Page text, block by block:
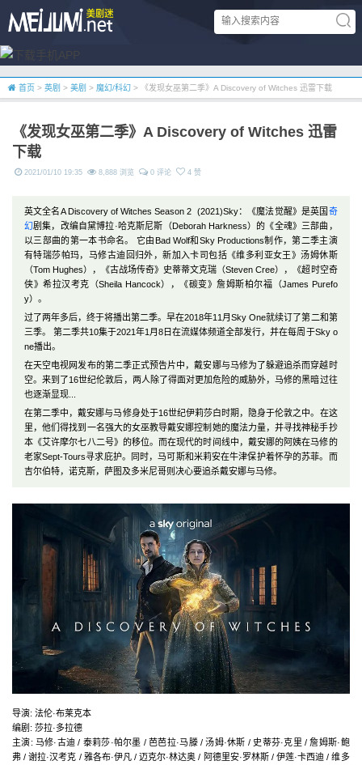
首页 > 英剧 > 美剧 > 魔幻/科幻 > 《发现女巫第二季》A Discovery of Witches 迅雷下载
《发现女巫第二季》A Discovery of Witches 迅雷
下载
2021/01/10 19:35 8,888 浏览 0 评论 4 赞
英文全名A Discovery of Witches Season 2 (2021)Sky：《魔法觉醒》是英国 奇
幻剧集，改编自黛博拉·哈克斯尼斯（Deborah Harkness）的《全魂》三部曲，
以三部曲的第一本书命名。 它由Bad Wolf和Sky Productions制作，第二季主演
有特瑞莎帕玛，马修古迪回归外，新加入卡司包括《维多利亚女王》汤姆休斯
（Tom Hughes），《古战场传奇》史蒂蒂文克瑞（Steven Cree），《超时空奇
侠》希拉汉考克（Sheila Hancock），《碳变》詹姆斯柏尔福（James Purefo
y）。
过了两年多后，终于将播出第二季。早在2018年11月Sky One就续订了第二和第
三季。 第二季共10集于2021年1月8日在流媒体频道全部发行，并在每周于Sky o
ne播出。
在天空电视网发布的第二季正式预告片中，戴安娜与马修为了躲避追杀而穿越时
空。来到了16世纪伦敦后，两人除了得面对更加危险的威胁外，马修的黑暗过往
也逐渐显现...
在第二季中，戴安娜与马修身处于16世纪伊莉莎白时期，隐身于伦敦之中。在这
里，他们得找到一名强大的女巫教导戴安娜控制她的魔法力量，并寻找神秘手抄
本《艾许摩尔七八二号》的移位。而在现代的时间线中，戴安娜的阿姨在马修的
老家Sept-Tours寻求庇护。同时，马可斯和米莉安在牛津保护着怀孕的苏菲。而
吉尔伯特，诺克斯，萨图及多米尼哥则决心要追杀戴安娜与马修。
导演: 法伦·布莱克本
编剧 : 莎拉·多拉德
主演: 马修·古迪 / 泰莉莎·帕尔墨 / 芭芭拉·马滕 / 汤姆·休斯 / 史蒂芬·克里 / 詹姆斯·鲍
弗 / 谢拉·汉考克 / 雅各布·伊凡 / 迈克尔·林达奥 / 阿德里安·罗林斯 / 伊莲·卡西迪 / 维多